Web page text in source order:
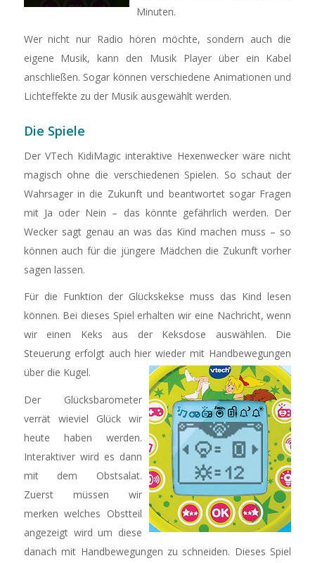
Minuten.
Wer nicht nur Radio hören möchte, sondern auch die
eigene Musik, kann den Musik Player über ein Kabel
anschließen. Sogar können verschiedene Animationen und
Lichteffekte zu der Musik ausgewählt werden.
Die Spiele
Der VTech KidiMagic interaktive Hexenwecker wäre nicht
magisch ohne die verschiedenen Spielen. So schaut der
Wahrsager in die Zukunft und beantwortet sogar Fragen
mit Ja oder Nein – das könnte gefährlich werden. Der
Wecker sagt genau an was das Kind machen muss – so
können auch für die jüngere Mädchen die Zukunft vorher
sagen lassen.
Für die Funktion der Glückskekse muss das Kind lesen
können. Bei dieses Spiel erhalten wir eine Nachricht, wenn
wir einen Keks aus der Keksdose auswählen. Die
Steuerung erfolgt auch hier wieder mit Handbewegungen
über die Kugel.
Der Glücksbarometer
verrät wieviel Glück wir
heute haben werden.
Interaktiver wird es dann
mit dem Obstsalat.
Zuerst müssen wir
merken welches Obstteil
angezeigt wird um diese
danach mit Handbewegungen zu schneiden. Dieses Spiel